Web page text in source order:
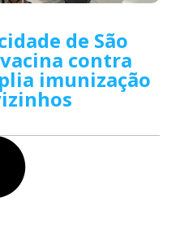
de São
contra
imunização